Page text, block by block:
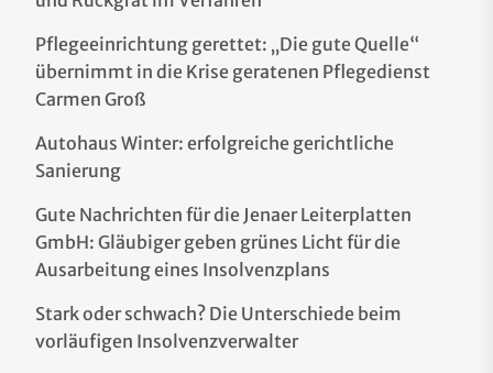
Pflegeeinrichtung gerettet: „Die gute Quelle“
übernimmt in die Krise geratenen Pflegedienst
Carmen Groß
Autohaus Winter: erfolgreiche gerichtliche
Sanierung
Gute Nachrichten für die Jenaer Leiterplatten
GmbH: Gläubiger geben grünes Licht für die
Ausarbeitung eines Insolvenzplans
Stark oder schwach? Die Unterschiede beim
vorläufigen Insolvenzverwalter